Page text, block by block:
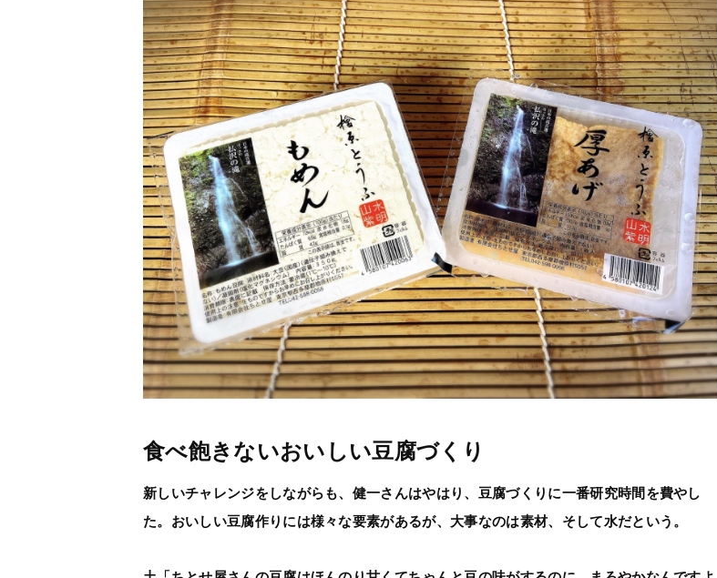
食べ飽きないおいしい豆腐づくり
新しいチャレンジをしながらも、健一さんはやはり、豆腐づくりに一番研究時間を費やし
た。おいしい豆腐作りには様々な要素があるが、大事なのは素材、そして水だという。